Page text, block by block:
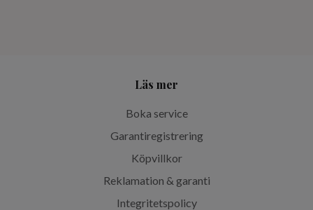
Läs mer
Boka service
Garantiregistrering
Köpvillkor
Reklamation & garanti
Integritetspolicy